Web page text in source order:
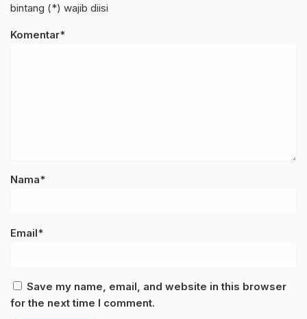
bintang (*) wajib diisi
Komentar*
Nama*
Email*
Save my name, email, and website in this browser
for the next time I comment.